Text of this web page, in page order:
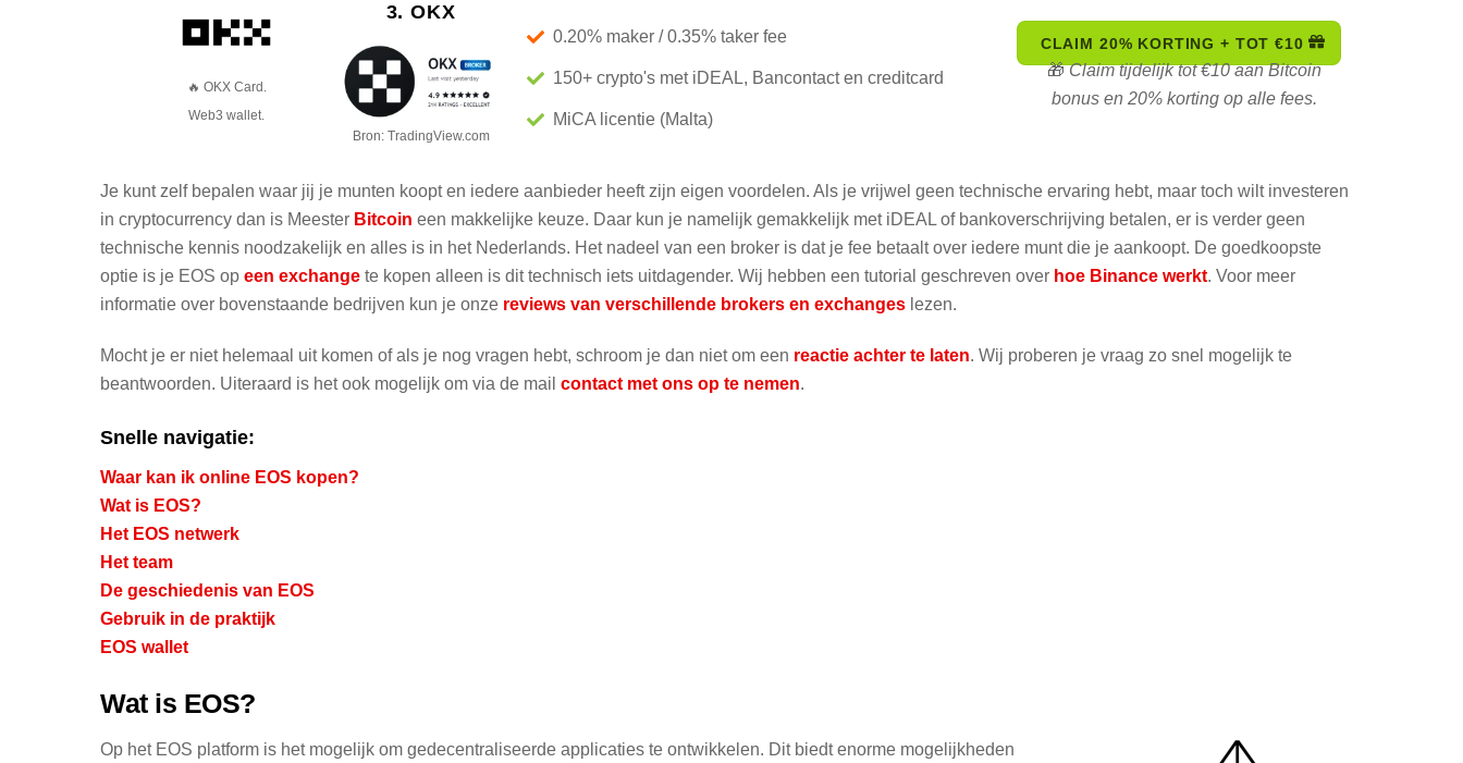
🔥 OKX Card.
Web3 wallet.
3. OKX
Bron: TradingView.com
0.20% maker / 0.35% taker fee
150+ crypto's met iDEAL, Bancontact en creditcard
MiCA licentie (Malta)
CLAIM 20% KORTING + TOT €10
🎁Claim tijdelijk tot €10 aan Bitcoin
bonus en 20% korting op alle fees.
Je kunt zelf bepalen waar jij je munten koopt en iedere aanbieder heeft zijn eigen voordelen. Als je vrijwel geen technische ervaring hebt, maar toch wilt investeren
in cryptocurrency dan is Meester Bitcoin een makkelijke keuze. Daar kun je namelijk gemakkelijk met iDEAL of bankoverschrijving betalen, er is verder geen
technische kennis noodzakelijk en alles is in het Nederlands. Het nadeel van een broker is dat je fee betaalt over iedere munt die je aankoopt. De goedkoopste
optie is je EOS op een exchange te kopen alleen is dit technisch iets uitdagender. Wij hebben een tutorial geschreven over hoe Binance werkt. Voor meer
informatie over bovenstaande bedrijven kun je onze reviews van verschillende brokers en exchanges lezen.
Mocht je er niet helemaal uit komen of als je nog vragen hebt, schroom je dan niet om een reactie achter te laten. Wij proberen je vraag zo snel mogelijk te
beantwoorden. Uiteraard is het ook mogelijk om via de mail contact met ons op te nemen.
Snelle navigatie:
Waar kan ik online EOS kopen?
Wat is EOS?
Het EOS netwerk
Het team
De geschiedenis van EOS
Gebruik in de praktijk
EOS wallet
Wat is EOS?
Op het EOS platform is het mogelijk om gedecentraliseerde applicaties te ontwikkelen. Dit biedt enorme mogelijkheden